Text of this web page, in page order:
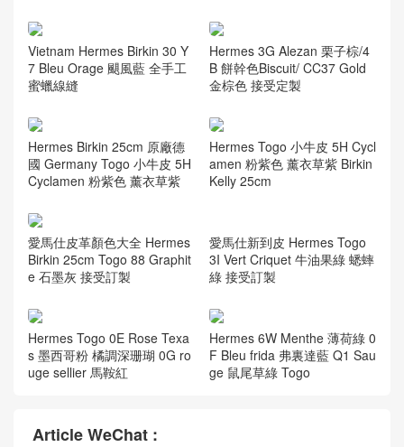
Vietnam Hermes Birkin 30 Y
7 Bleu Orage 颶風藍 全手工
蜜蠟線縫
Hermes 3G Alezan 栗子棕/4
B 餅幹色Biscuit/ CC37 Gold
金棕色 接受定製
Hermes Birkin 25cm 原廠德
國 Germany Togo 小牛皮 5H
Cyclamen 粉紫色 薰衣草紫
Hermes Togo 小牛皮 5H Cycl
amen 粉紫色 薰衣草紫 Birkin
Kelly 25cm
愛馬仕皮革顏色大全 Hermes
Birkin 25cm Togo 88 Graphit
e 石墨灰 接受訂製
愛馬仕新到皮 Hermes Togo
3I Vert Criquet 牛油果綠 蟋蟀
綠 接受訂製
Hermes Togo 0E Rose Texa
s 墨西哥粉 橘調深珊瑚 0G ro
uge sellier 馬鞍紅
Hermes 6W Menthe 薄荷綠 0
F Bleu frida 弗裏達藍 Q1 Sau
ge 鼠尾草綠 Togo
Article WeChat :